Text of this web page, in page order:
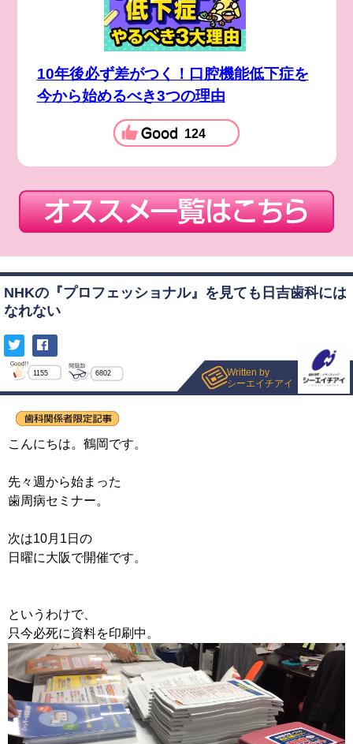
10年後必ず差がつく！口腔機能低下症を
今から始めるべき3つの理由
124
NHKの『プロフェッショナル』を見ても日吉歯科には
なれない
1155 6802
Written by
シーエイチアイ
こんにちは。鶴岡です。
先々週から始まった
歯周病セミナー。
次は10月1日の
日曜に大阪で開催です。
というわけで、
只今必死に資料を印刷中。